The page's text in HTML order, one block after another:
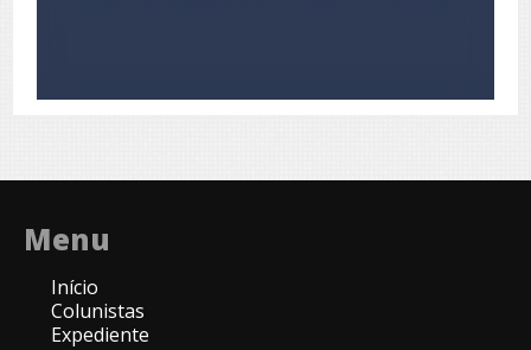
Menu
Início
Colunistas
Expediente